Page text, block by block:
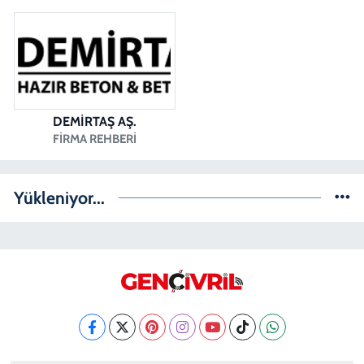
DEMİRTAŞ AŞ.
FIRMA REHBERI
Yükleniyor...